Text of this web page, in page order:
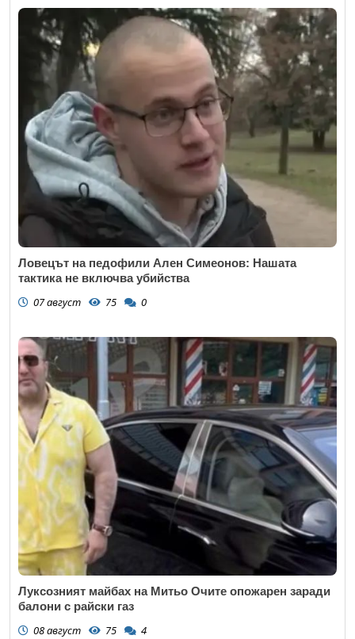
Ловецът на педофили Ален Симеонов: Нашата
тактика не включва убийства
07 август 75 0
Луксозният майбах на Митьо Очите опожарен заради
балони с райски газ
08 август 75 4